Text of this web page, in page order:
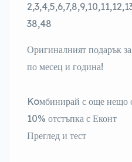
38,48
Оригиналният подарък
по месец и година!
Koмбинирай с още нещо
10% отстъпка с Еконт
Преглед и тест